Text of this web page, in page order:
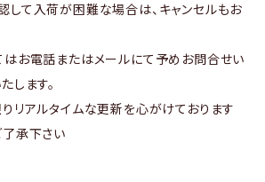
して入荷が困難な場合は、キャンセルもお
はお電話またはメールにて予めお問合せい
します。
リアルタイムな更新を心がけております
承下さい